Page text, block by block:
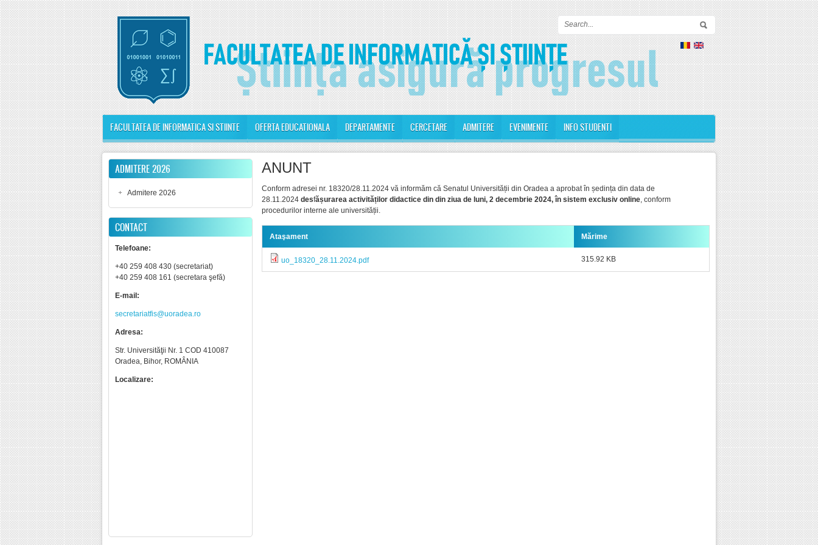
Formular de căutare
FACULTATEA DE INFORMATICA SI STIINTE OFERTA EDUCATIONALA DEPARTAMENTE CERCETARE ADMITERE EVENIMENTE INFO STUDENTI
ANUNT
Conform adresei nr. 18320/28.11.2024 vă informăm că Senatul Universității din Oradea a aprobat în ședința din data de
28.11.2024 desfășurarea activităților didactice din din ziua de luni, 2 decembrie 2024, în sistem exclusiv online, conform
procedurilor interne ale universității.
Ataşament Mărime
uo_18320_28.11.2024.pdf 315.92 KB
ADMITERE 2026
Admitere 2026
CONTACT
Telefoane:
+40 259 408 430 (secretariat)
+40 259 408 161 (secretara şefă)
E-mail:
secretariatfis@uoradea.ro
Adresa:
Str. Universităţii Nr. 1 COD 410087
Oradea, Bihor, ROMÂNIA
Localizare: